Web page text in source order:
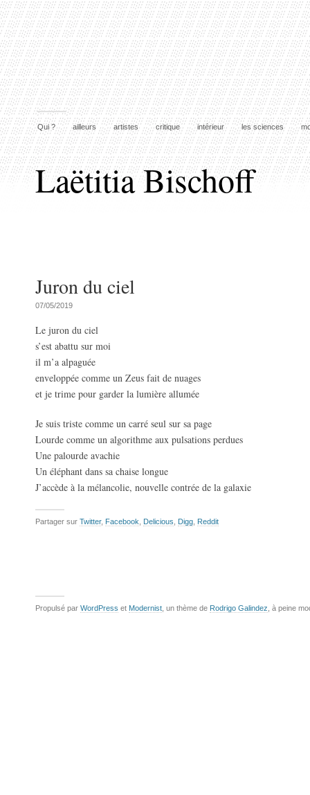
Qui ? ailleurs artistes critique intérieur les sciences
Laëtitia Bischoff
Juron du ciel
07/05/2019
Le juron du ciel
s’est abattu sur moi
il m’a alpaguée
enveloppée comme un Zeus fait de nuages
et je trime pour garder la lumière allumée
Je suis triste comme un carré seul sur sa page
Lourde comme un algorithme aux pulsations perdues
Une palourde avachie
Un éléphant dans sa chaise longue
J’accède à la mélancolie, nouvelle contrée de la galaxie
Partager sur Twitter, Facebook Delicious Digg Reddit
Propulsé par WordPress et Modernist , un thème de Rodrigo Galindez , à peine